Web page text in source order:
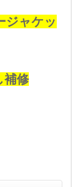
ジャケッ
補修